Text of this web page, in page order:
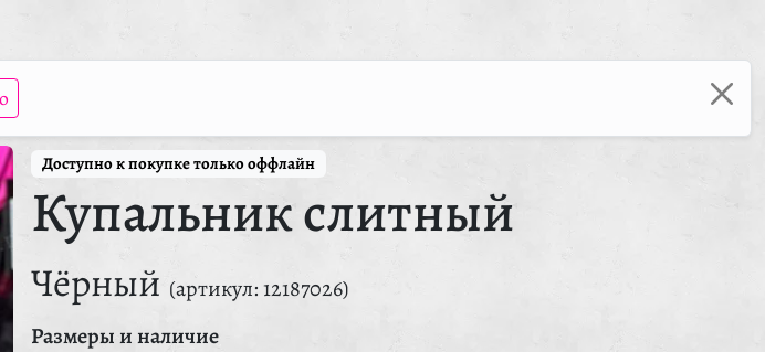
Доступно к покупке только оффлайн
Купальник слитный
Чёрный (артикул: 12187026)
Размеры и наличие